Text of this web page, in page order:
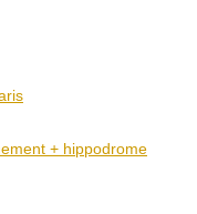
+ hippodrome